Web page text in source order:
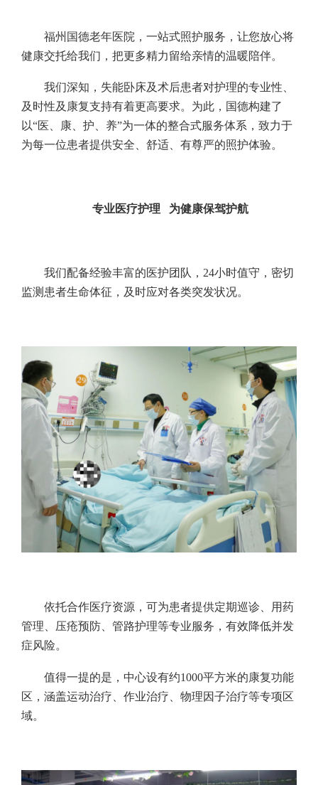
福州国德老年医院，一站式照护服务，让您放心将
健康交托给我们，把更多精力留给亲情的温暖陪伴。
我们深知，失能卧床及术后患者对护理的专业性、
及时性及康复支持有着更高要求。为此，国德构建了
以“医、康、护、养”为一体的整合式服务体系，致力于
为每一位患者提供安全、舒适、有尊严的照护体验。
专业医疗护理 为健康保驾护航
我们配备经验丰富的医护团队，24小时值守，密切
监测患者生命体征，及时应对各类突发状况。
依托合作医疗资源，可为患者提供定期巡诊、用药
管理、压疮预防、管路护理等专业服务，有效降低并发
症风险。
值得一提的是，中心设有约1000平方米的康复功能
区，涵盖运动治疗、作业治疗、物理因子治疗等专项区
域。